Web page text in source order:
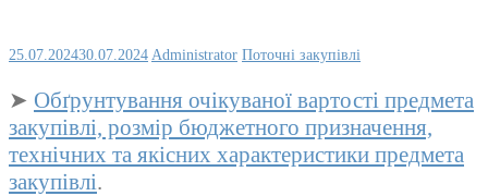
25.07.202430.07.2024 Administrator Поточні закупівлі
➤ Обґрунтування очікуваної вартості предмета
закупівлі, розмір бюджетного призначення,
технічних та якісних характеристики предмета
закупівлі.